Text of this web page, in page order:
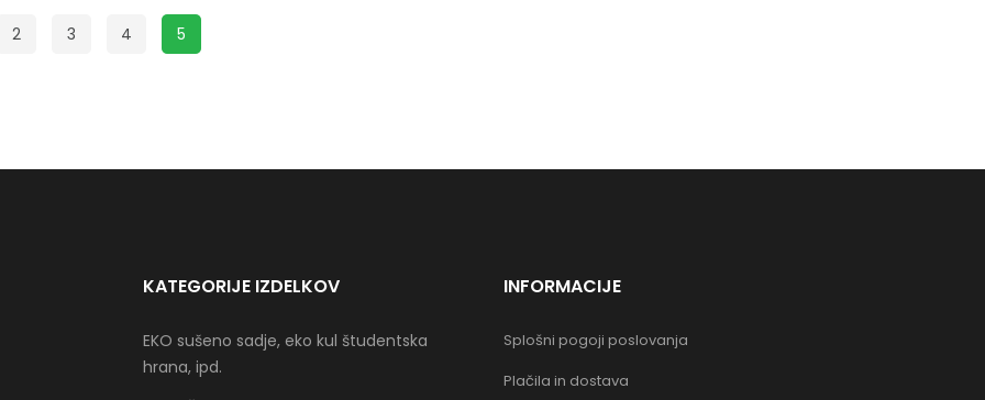
2 3 4 5
KATEGORIJE IZDELKOV
EKO sušeno sadje, eko kul študentska
hrana, ipd.
INFORMACIJE
Splošni pogoji poslovanja
Plačila in dostava